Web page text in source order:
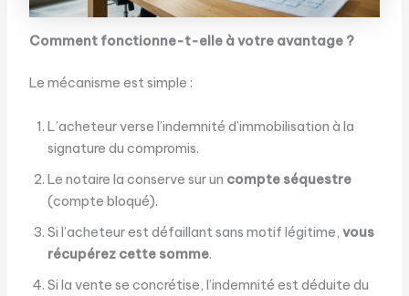
Comment fonctionne-t-elle à votre avantage ?
Le mécanisme est simple :
L’acheteur verse l’indemnité d’immobilisation à la
signature du compromis.
Le notaire la conserve sur un compte séquestre
(compte bloqué).
Si l’acheteur est défaillant sans motif légitime, vous
récupérez cette somme.
Si la vente se concrétise, l’indemnité est déduite du